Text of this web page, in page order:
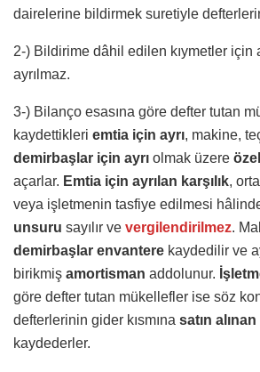
dairelerine bildirmek suretiyle
2-) Bildirime dâhil edilen kıymetler için
ayrılmaz.
3-) Bilanço esasına göre defter tutan
kaydettikleri emtia için ayrı, makine,
demirbaşlar için ayrı olmak üzere
açarlar. Emtia için ayrılan karşılık,
veya işletmenin tasfiye edilmesi
unsuru sayılır ve vergilendirilmez.
demirbaşlar envantere kaydedilir ve
birikmiş amortisman addolunur.
göre defter tutan mükellefler ise söz
defterlerinin gider kısmına satın
kaydederler.